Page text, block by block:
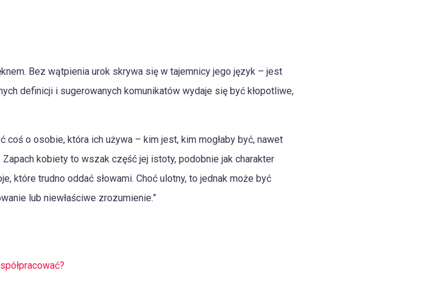
Bez wątpienia urok skrywa się w tajemnicy jego język – jest
definicji i sugerowanych komunikatów wydaje się być kłopotliwe,
o osobie, która ich używa – kim jest, kim mogłaby być, nawet
kobiety to wszak część jej istoty, podobnie jak charakter
które trudno oddać słowami. Choć ulotny, to jednak może być
lub niewłaściwe zrozumienie.”